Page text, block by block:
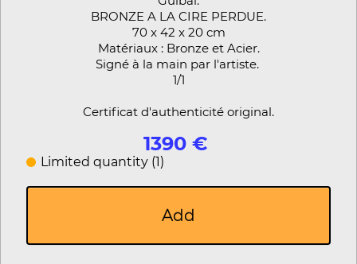
BRONZE A LA CIRE PERDUE.
70 x 42 x 20 cm
Matériaux : Bronze et Acier.
Signé à la main par l'artiste.
1/1
Certificat d'authenticité original.
1390 €
Limited quantity (1)
Add